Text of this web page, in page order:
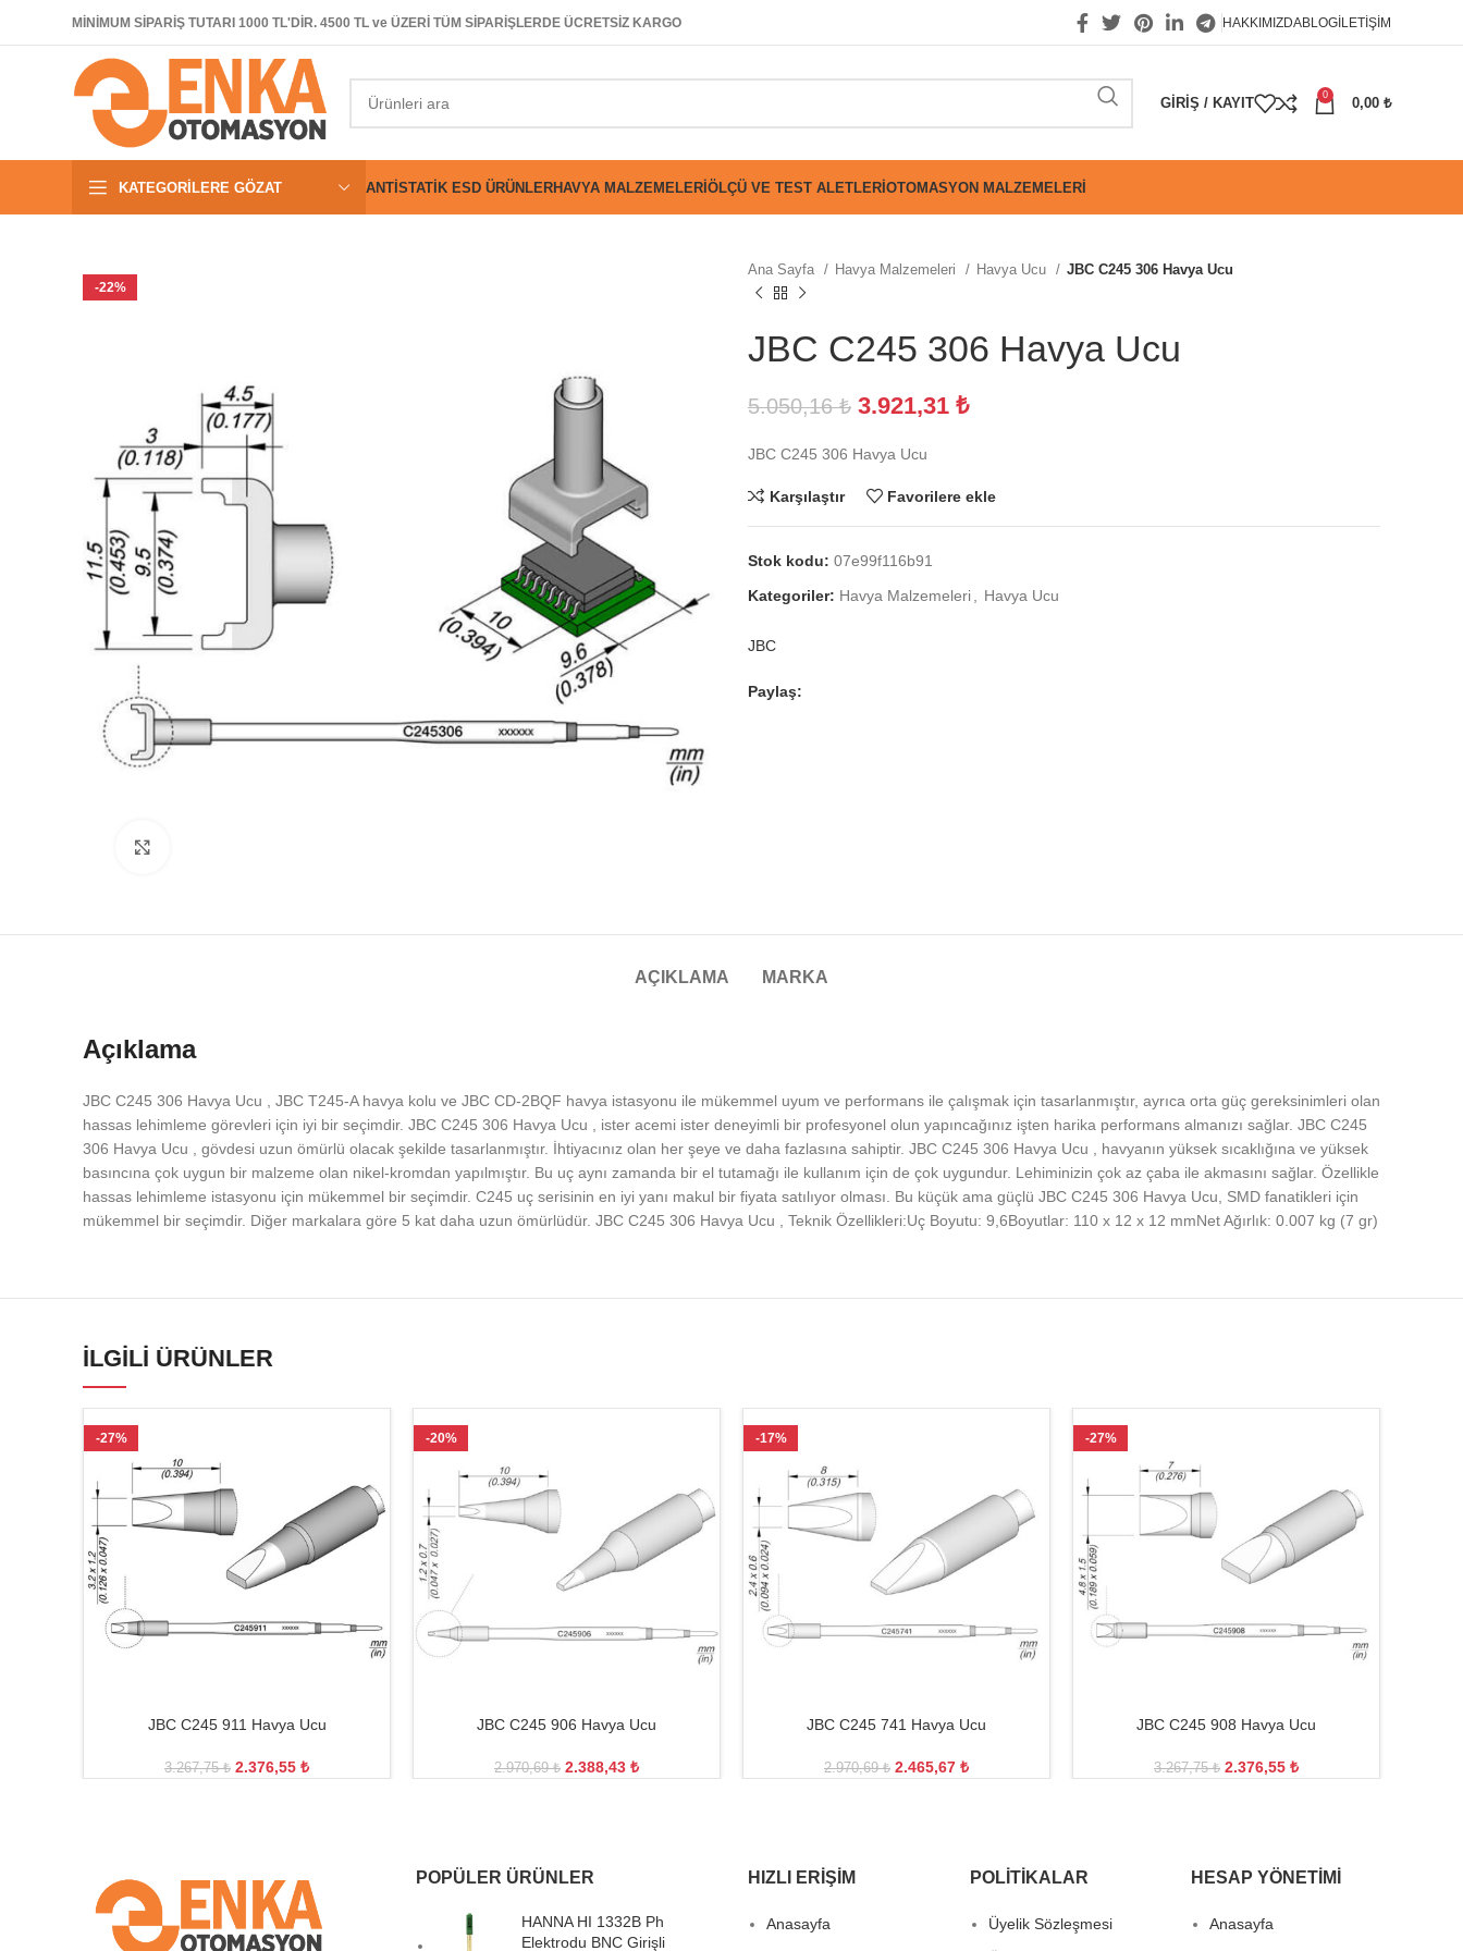
MİNİMUM SİPARİŞ TUTARI 1000 TL'DİR. 4500 TL ve ÜZERİ TÜM SİPARİŞLERDE ÜCRETSİZ KARGO HAKKIMIZDABLOGİLETIŞIM
GIRIŞ / KAYIT
0
0,00 ₺
KATEGORILERE GÖZAT ANTISTATIK ESD ÜRÜNLERHAVYA MALZEMELERIÖLÇÜ VE TEST ALETLERIOTOMASYON MALZEMELERI
-22%
Ana Sayfa Havya Malzemeleri Havya Ucu JBC C245 306 Havya Ucu
JBC C245 306 Havya Ucu
5.050,16₺ 3.921,31 ₺
JBC C245 306 Havya Ucu
Karşılaştır Favorilere ekle
Stok kodu: 07e99f116b91
Kategoriler: Havya Malzemeleri Havya Ucu
JBC
Paylaş:
AÇIKLAMA MARKA
Açıklama
JBC C245 306 Havya Ucu , JBC T245-A havya kolu ve JBC CD-2BQF havya istasyonu ile mükemmel uyum ve performans ile çalışmak için tasarlanmıştır, ayrıca orta güç gereksinimleri olan
hassas lehimleme görevleri için iyi bir seçimdir. JBC C245 306 Havya Ucu , ister acemi ister deneyimli bir profesyonel olun yapıncağınız işten harika performans almanızı sağlar. JBC C245
306 Havya Ucu , gövdesi uzun ömürlü olacak şekilde tasarlanmıştır. İhtiyacınız olan her şeye ve daha fazlasına sahiptir. JBC C245 306 Havya Ucu , havyanın yüksek sıcaklığına ve yüksek
basıncına çok uygun bir malzeme olan nikel-kromdan yapılmıştır. Bu uç aynı zamanda bir el tutamağı ile kullanım için de çok uygundur. Lehiminizin çok az çaba ile akmasını sağlar. Özellikle
hassas lehimleme istasyonu için mükemmel bir seçimdir. C245 uç serisinin en iyi yanı makul bir fiyata satılıyor olması. Bu küçük ama güçlü JBC C245 306 Havya Ucu, SMD fanatikleri için
mükemmel bir seçimdir. Diğer markalara göre 5 kat daha uzun ömürlüdür. JBC C245 306 Havya Ucu , Teknik Özellikleri:Uç Boyutu: 9,6Boyutlar: 110 x 12 x 12 mmNet Ağırlık: 0.007 kg (7 gr)
İLGILI ÜRÜNLER
-27%
JBC C245 911 Havya Ucu
3.267,75₺ 2.376,55 ₺
-20%
JBC C245 906 Havya Ucu
2.970,69₺ 2.388,43 ₺
-17%
JBC C245 741 Havya Ucu
2.970,69₺ 2.465,67 ₺
-27%
JBC C245 908 Havya Ucu
3.267,75₺ 2.376,55 ₺
POPÜLER ÜRÜNLER
HANNA HI 1332B Ph
Elektrodu BNC Girişli
HIZLI ERIŞIM
Anasayfa
POLITIKALAR
Üyelik Sözleşmesi
HESAP YÖNETIMI
Anasayfa